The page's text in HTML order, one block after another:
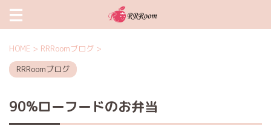
HOME > RRRoomブログ >
RRRoomブログ
90%ローフードのお弁当